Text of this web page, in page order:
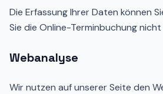
Die Erfassung Ihrer Daten können
Sie die Online-Terminbuchung
Webanalyse
Wir nutzen auf unserer Seite den